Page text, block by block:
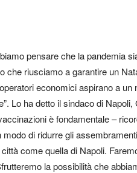
pensare che la pandemia
che riusciamo a garantire un
economici aspirano a un
Lo ha detto il sindaco di Napoli,
è fondamentale –
di ridurre gli
come quella di Napoli.
la possibilità che